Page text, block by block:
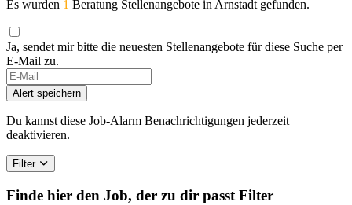
Es wurden 1 Beratung Stellenangebote in Arnstadt gefunden.
Ja, sendet mir bitte die neuesten Stellenangebote für diese Suche per
E-Mail zu.
Alert speichern
Du kannst diese Job-Alarm Benachrichtigungen jederzeit
deaktivieren.
Filter
Finde hier den Job, der zu dir passt Filter